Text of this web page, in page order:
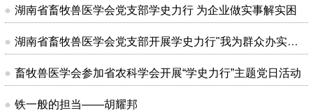
湖南省畜牧兽医学会党支部学史力行 为企业做实事解实困
湖南省畜牧兽医学会党支部开展学史力行"我为群众办实事"主题党日活动
畜牧兽医学会参加省农科学会开展“学史力行”主题党日活动
铁一般的担当——胡耀邦